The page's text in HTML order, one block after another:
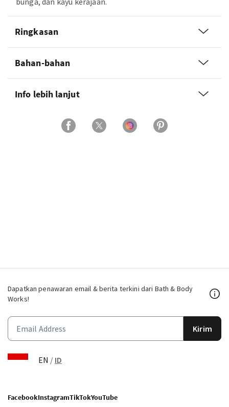
Ringkasan
Bahan-bahan
Info lebih lanjut
Dapatkan penawaran email & berita terkini dari Bath & Body
Works!
Kirim
EN / ID
FacebookInstagramTikTokYouTube